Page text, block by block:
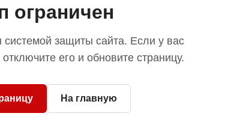
ограничен
защиты сайта. Если у вас
его и обновите страницу.
На главную